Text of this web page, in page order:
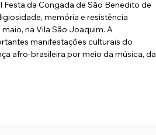
da Congada de São Benedito de
memória e resistência
na Vila São Joaquim. A
manifestações culturais do
afro-brasileira por meio da música, da